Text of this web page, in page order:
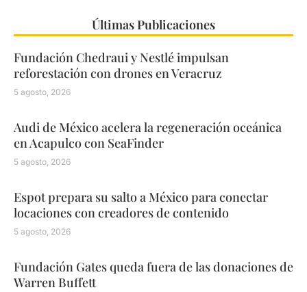
Últimas Publicaciones
Fundación Chedraui y Nestlé impulsan
reforestación con drones en Veracruz
5 agosto, 2026
Audi de México acelera la regeneración oceánica
en Acapulco con SeaFinder
5 agosto, 2026
Espot prepara su salto a México para conectar
locaciones con creadores de contenido
5 agosto, 2026
Fundación Gates queda fuera de las donaciones de
Warren Buffett